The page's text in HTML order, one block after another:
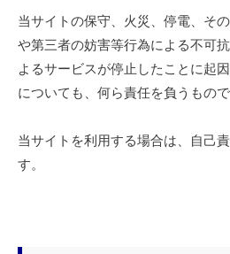
当サイトの保守、火災、停電、そ
や第三者の妨害等行為による不可
よるサービスが停止したことに起
についても、何ら責任を負うもので
当サイトを利用する場合は、自己
す。